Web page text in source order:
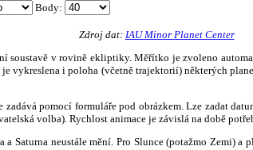
Body:
Zdroj dat: IAU Minor Planet Center
soustavě v rovině ekliptiky. Měřítko je zvoleno
i poloha (včetně trajektorií) některých
pomocí formuláře pod obrázkem. Lze zadat
volba). Rychlost animace je závislá na době
Saturna neustále mění. Pro Slunce (potažmo